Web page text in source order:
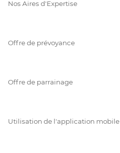
Nos Aires d'Expertise
Offre de prévoyance
Offre de parrainage
Utilisation de l'application mobile